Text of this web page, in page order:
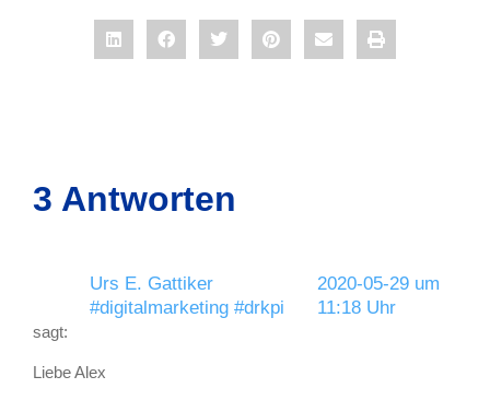
3 Antworten
Urs E. Gattiker
#digitalmarketing #drkpi
sagt:
2020-05-29 um
11:18 Uhr
Liebe Alex